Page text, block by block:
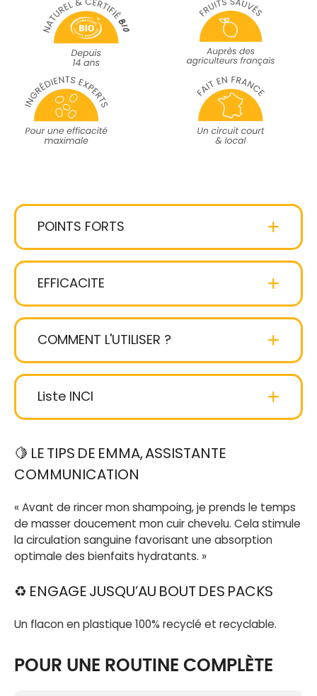
POINTS FORTS
expertise
EFFICACITE
COMMENT L'UTILISER ?
Liste INCI
Coco-glucoside: D’origine végétale (coco et
Sodium coco-sulfate
: Tensioactif d’origine
naturelle très doux dérivé de l’huile de coco, qui
lave.
Glycerin : (ou Glycérol, si vous préférez. On
il hydrate et protège votre chevelure.
Mentha piperita Flower/leaf/stem water
:
🍋 LE TIPS DE EMMA, ASSISTANTE
COMMUNICATION
« Avant de rincer mon shampoing, je prends le temps
de masser doucement mon cuir chevelu. Cela stimule
la circulation sanguine favorisant une absorption
optimale des bienfaits hydratants. »
♻️ ENGAGE JUSQU’AU BOUT DES PACKS
Un flacon en plastique 100% recyclé et recyclable.
POUR UNE ROUTINE COMPLÈTE